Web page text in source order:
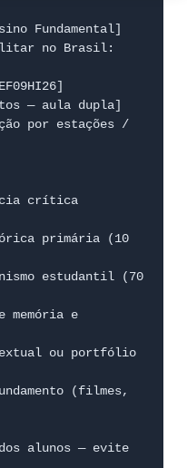
Fundamental]
no Brasil:
— aula dupla]
por estações /
crítica
primária (10
estudantil (70
memória e
ou portfólio
(filmes,
alunos — evite